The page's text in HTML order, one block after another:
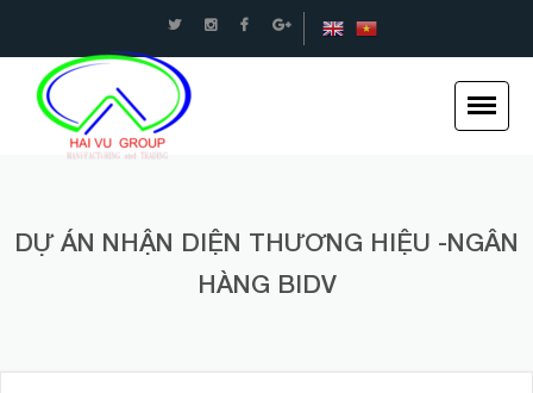
Trang chủ
Giới thiệu
Dự án
An toàn Giao thông - Kết cấu thép Xây dựng -Hải
Vũ Group
DỰ ÁN NHẬN DIỆN THƯƠNG HIỆU -NGÂN
HÀNG BIDV